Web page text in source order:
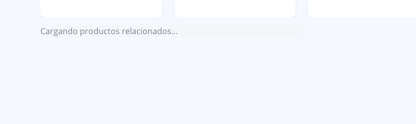
Cargando productos relacionados...